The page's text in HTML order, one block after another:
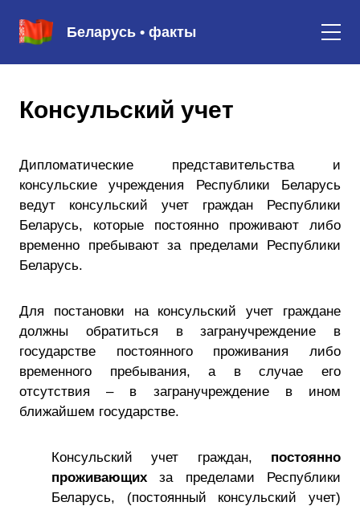
Беларусь • факты
Консульский учет
Дипломатические представительства и
консульские учреждения Республики Беларусь
ведут консульский учет граждан Республики
Беларусь, которые постоянно проживают либо
временно пребывают за пределами Республики
Беларусь.
Для постановки на консульский учет граждане
должны обратиться в загранучреждение в
государстве постоянного проживания либо
временного пребывания, а в случае его
отсутствия – в загранучреждение в ином
ближайшем государстве.
Консульский учет граждан, постоянно
проживающих за пределами Республики
Беларусь, (постоянный консульский учет)